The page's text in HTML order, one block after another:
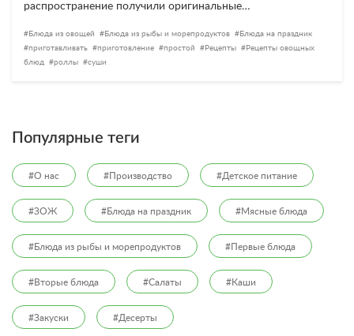
распространение получили оригинальные…
Блюда из овощей Блюда из рыбы и морепродуктов
Блюда на праздник
приготавливать
приготовление простой Рецепты
Рецепты овощных
блюд
роллы суши
Популярные теги
#О нас #Производство #Детское питание
#ЗОЖ #Блюда на праздник #Мясные блюда
#Блюда из рыбы и морепродуктов #Первые блюда
#Вторые блюда #Салаты #Каши
#Закуски #Десерты